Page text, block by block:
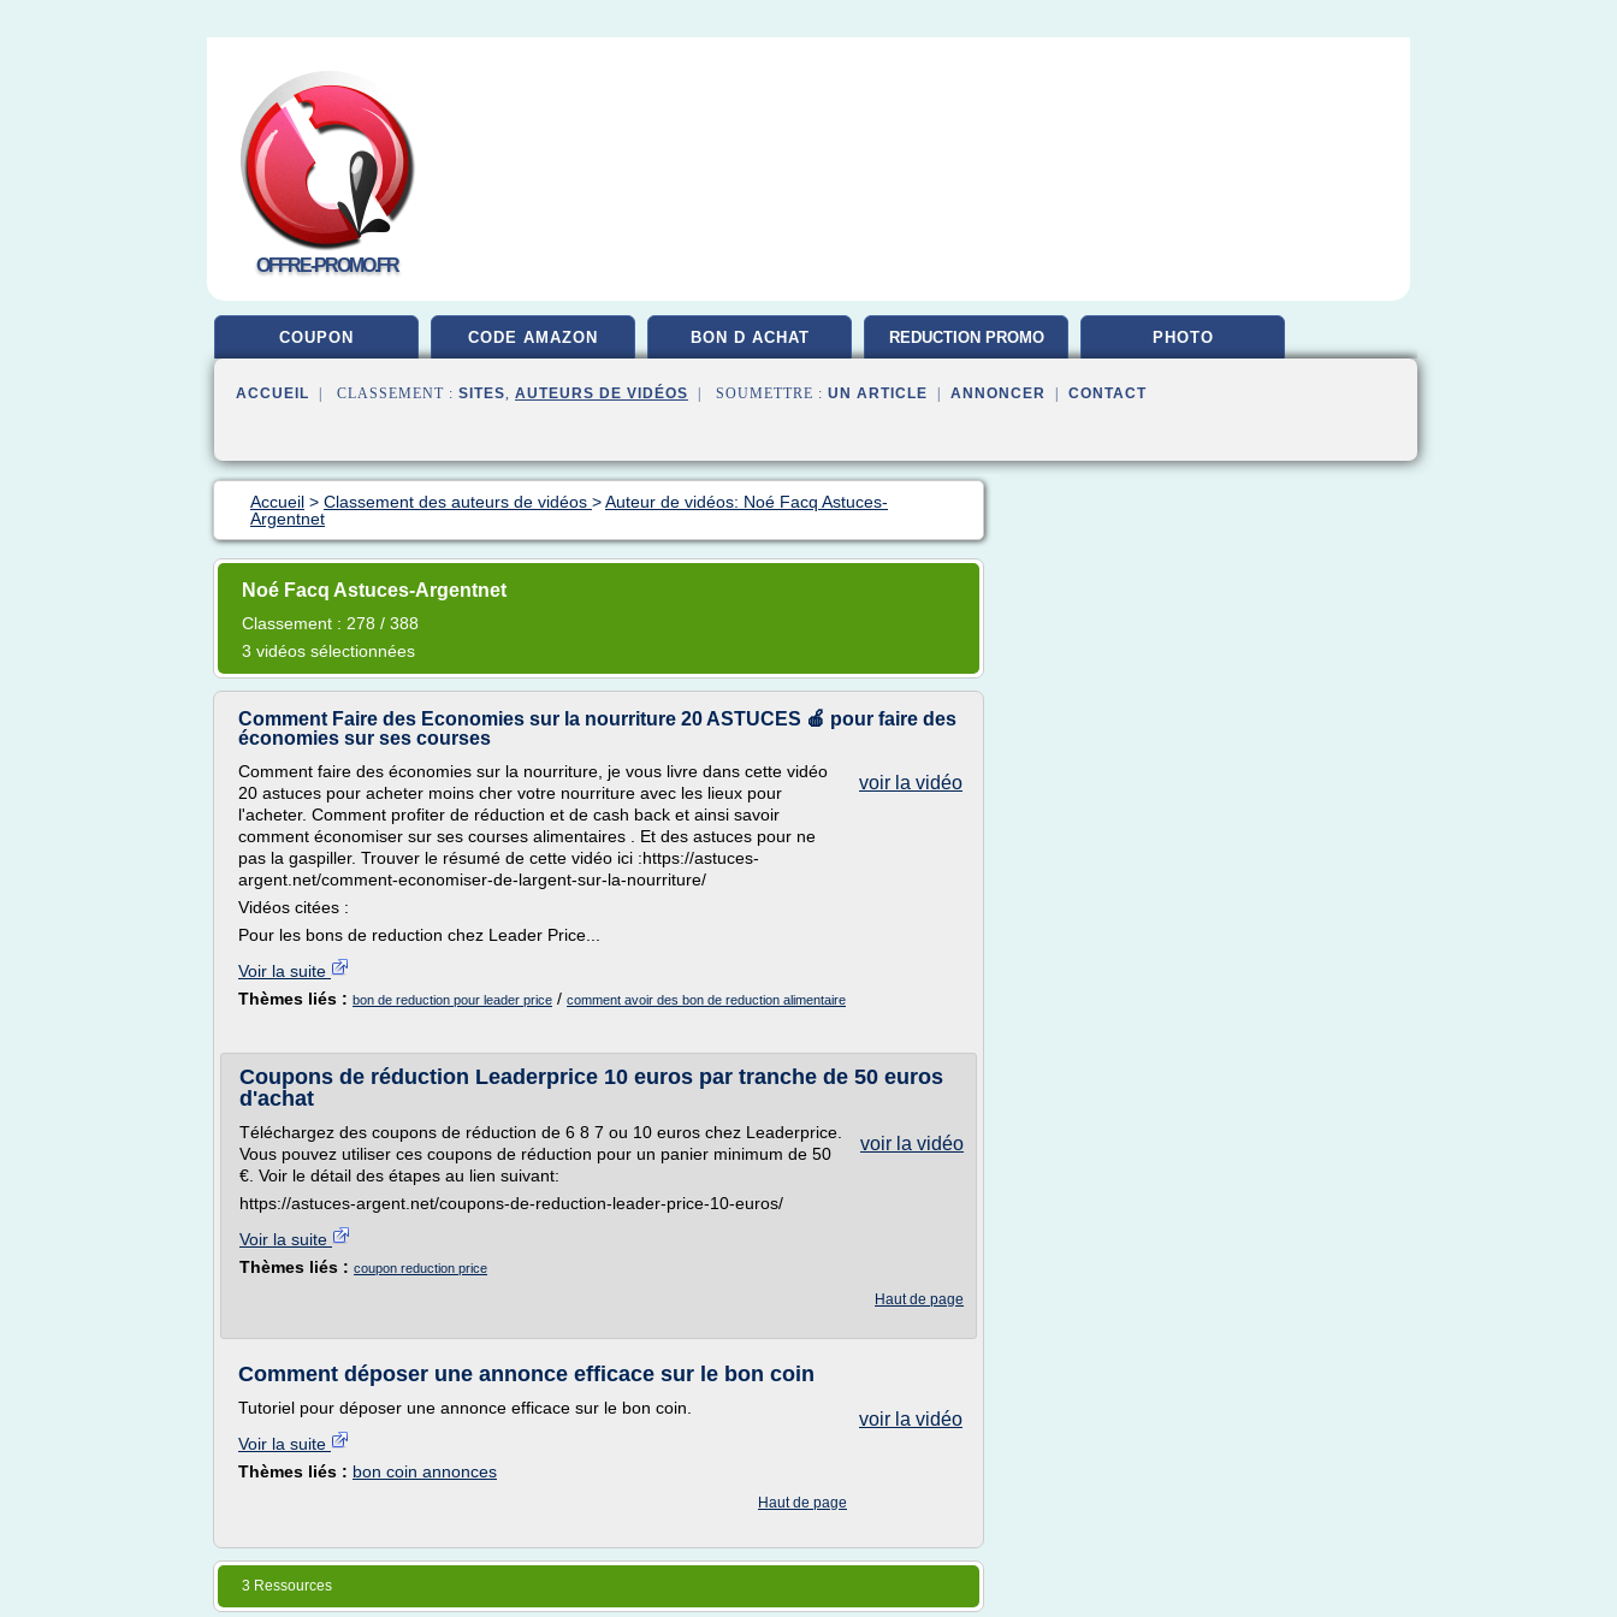
OFFRE-PROMO.FR
COUPON CODE AMAZON BON D ACHAT REDUCTION PROMO PHOTO
ACCUEIL | CLASSEMENT : SITES, AUTEURS DE VIDÉOS | SOUMETTRE : UN ARTICLE ANNONCER CONTACT
Accueil > Classement des auteurs de vidéos >Auteur de vidéos: Noé Facq Astuces-
Argentnet
Noé Facq Astuces-Argentnet
Classement : 278 / 388
3 vidéos sélectionnées
Comment Faire des Economies sur la nourriture 20 ASTUCES 🍎 pour faire des
économies sur ses courses
voir la vidéo
Comment faire des économies sur la nourriture, je vous livre dans cette vidéo
20 astuces pour acheter moins cher votre nourriture avec les lieux pour
l'acheter. Comment profiter de réduction et de cash back et ainsi savoir
comment économiser sur ses courses alimentaires . Et des astuces pour ne
pas la gaspiller. Trouver le résumé de cette vidéo ici :https://astuces-
argent.net/comment-economiser-de-largent-sur-la-nourriture/
Vidéos citées :
Pour les bons de reduction chez Leader Price...
Voir la suite
Thèmes liés : bon de reduction pour leader price / comment avoir des bon de reduction alimentaire
Coupons de réduction Leaderprice 10 euros par tranche de 50 euros
d'achat
voir la vidéo
Téléchargez des coupons de réduction de 6 8 7 ou 10 euros chez Leaderprice.
Vous pouvez utiliser ces coupons de réduction pour un panier minimum de 50
€. Voir le détail des étapes au lien suivant:
https://astuces-argent.net/coupons-de-reduction-leader-price-10-euros/
Voir la suite
Thèmes liés : coupon reduction price
Haut de page
Comment déposer une annonce efficace sur le bon coin
voir la vidéo
Tutoriel pour déposer une annonce efficace sur le bon coin.
Voir la suite
Thèmes liés : bon coin annonces
Haut de page
3 Ressources